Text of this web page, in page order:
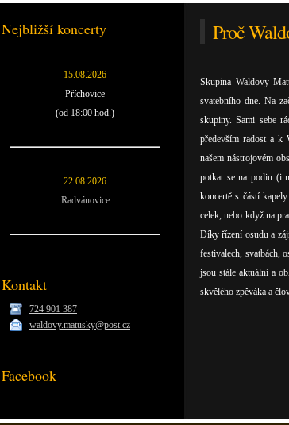
Proč
Skupina Waldovy
svatebního dne. Na
skupiny. Sami sebe
především radost a k
našem nástrojovém
potkat se na podiu (i
koncertě s částí
celek, nebo když na
Díky řízení osudu a
festivalech, svatbách,
jsou stále aktuální a
skvělého zpěváka a
Nejbližší koncerty
15.08.2026
Příchovice
(od 18:00 hod.)
22.08.2026
Radvánovice
Kontakt
724 901 387
waldovy.matusky@post.cz
Facebook